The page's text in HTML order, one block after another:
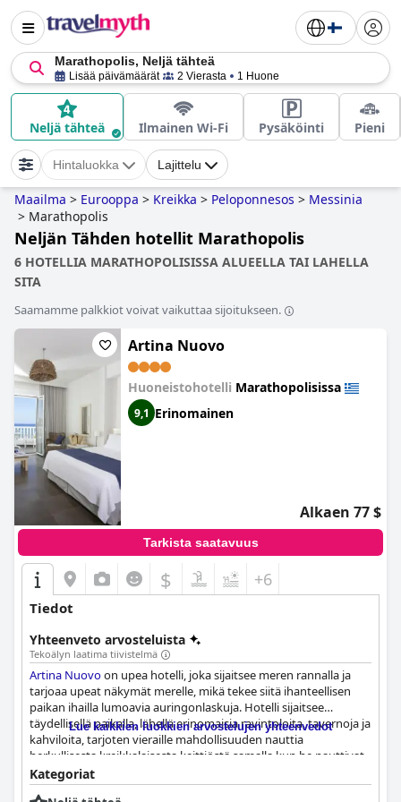
Marathopolis, Neljä tähteä
Lisää päivämäärät 2 Vierasta 1 Huone
Neljä tähteä Ilmainen Wi-Fi Pysäköinti Pieni
Hintaluokka Lajittelu
Maailma > Eurooppa > Kreikka > Peloponnesos > Messinia
> Marathopolis
Neljän Tähden hotellit Marathopolis
6 HOTELLIA MARATHOPOLISISSA ALUEELLA TAI LAHELLA
SITA
Saamamme palkkiot voivat vaikuttaa sijoitukseen.
Artina Nuovo
Huoneistohotelli Marathopolisissa
9,1 Erinomainen
Alkaen 77 $
Tarkista saatavuus
$ +6
Tiedot
Yhteenveto arvosteluista
Tekoälyn laatima tiivistelmä
Artina Nuovoon upea hotelli, joka sijaitsee meren rannalla ja
tarjoaa upeat näkymät merelle, mikä tekee siitä ihanteellisen
paikan ihailla lumoavia auringonlaskuja. Hotelli sijaitsee
täydellisellä paikalla, lähellä erinomaisia ravintoloita, tavernoja ja
kahviloita, tarjoten vieraille mahdollisuuden nauttia
herkullisesta kreikkalaisesta keittiöstä samalla kun he nauttivat
henkeäsalpaavista näkymistä. Hotellin tilavat ja tahrattoman
puhtaat huoneet moderneilla kalusteilla ovat erinomainen
Lue kaikkien luokkien arvostelujen yhteenvedot
Kategoriat